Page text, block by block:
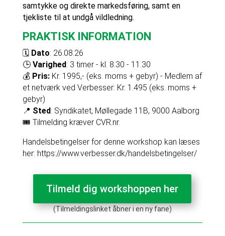
samtykke og direkte markedsføring, samt en
tjekliste til at undgå vildledning.
PRAKTISK INFORMATION
🗓️ Dato: 26.08.26
🕒 Varighed: 3 timer - kl. 8.30 - 11.30
💰 Pris: Kr. 1995,- (eks. moms + gebyr) - Medlem af
et netværk ved Verbesser: Kr. 1.495 (eks. moms +
gebyr)
📍 Sted: Syndikatet, Møllegade 11B, 9000 Aalborg
🎟️ Tilmelding kræver CVR.nr.
Handelsbetingelser for denne workshop kan læses
her: https://www.verbesser.dk/handelsbetingelser/
Tilmeld dig workshoppen her
(Tilmeldingslinket åbner i en ny fane)